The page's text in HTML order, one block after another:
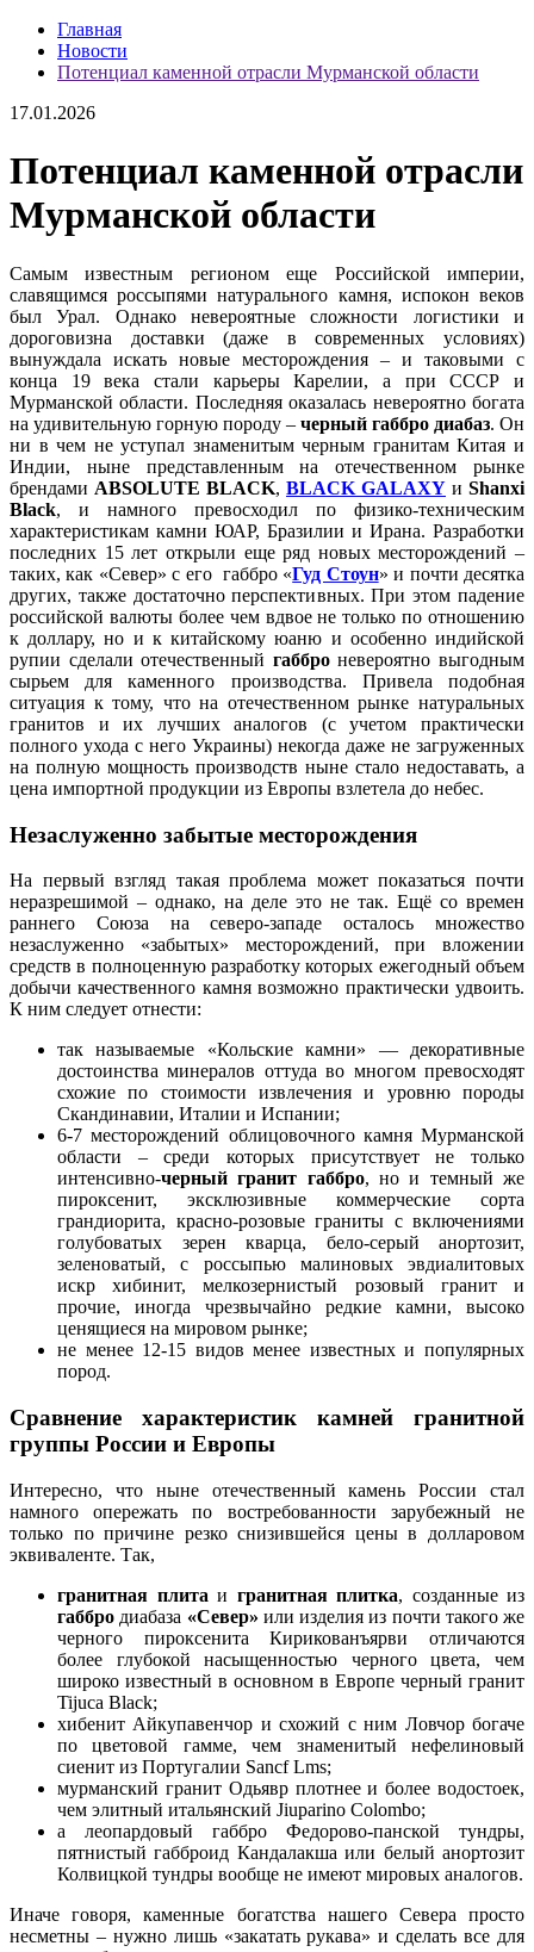
Главная
Новости
Потенциал каменной отрасли Мурманской области
17.01.2026
Потенциал каменной отрасли
Мурманской области
Самым известным регионом еще Российской империи,
славящимся россыпями натурального камня, испокон веков
был Урал. Однако невероятные сложности логистики и
дороговизна доставки (даже в современных условиях)
вынуждала искать новые месторождения – и таковыми с
конца 19 века стали карьеры Карелии, а при СССР и
Мурманской области. Последняя оказалась невероятно богата
на удивительную горную породу – черный габбро диабаз. Он
ни в чем не уступал знаменитым черным гранитам Китая и
Индии, ныне представленным на отечественном рынке
брендами ABSOLUTE BLACK, BLACK GALAXY и Shanxi
Black, и намного превосходил по физико-техническим
характеристикам камни ЮАР, Бразилии и Ирана. Разработки
последних 15 лет открыли еще ряд новых месторождений –
таких, как «Север» с его габбро «Гуд Стоун» и почти десятка
других, также достаточно перспективных. При этом падение
российской валюты более чем вдвое не только по отношению
к доллару, но и к китайскому юаню и особенно индийской
рупии сделали отечественный габброневероятно выгодным
сырьем для каменного производства. Привела подобная
ситуация к тому, что на отечественном рынке натуральных
гранитов и их лучших аналогов (с учетом практически
полного ухода с него Украины) некогда даже не загруженных
на полную мощность производств ныне стало недоставать, а
цена импортной продукции из Европы взлетела до небес.
Незаслуженно забытые месторождения
На первый взгляд такая проблема может показаться почти
неразрешимой – однако, на деле это не так. Ещё со времен
раннего Союза на северо-западе осталось множество
незаслуженно «забытых» месторождений, при вложении
средств в полноценную разработку которых ежегодный объем
добычи качественного камня возможно практически удвоить.
К ним следует отнести:
так называемые «Кольские камни» — декоративные
достоинства минералов оттуда во многом превосходят
схожие по стоимости извлечения и уровню породы
Скандинавии, Италии и Испании;
6-7 месторождений облицовочного камня Мурманской
области – среди которых присутствует не только
интенсивно-черный гранит габбро, но и темный же
пироксенит, эксклюзивные коммерческие сорта
грандиорита, красно-розовые граниты с включениями
голубоватых зерен кварца, бело-серый анортозит,
зеленоватый, с россыпью малиновых эвдиалитовых
искр хибинит, мелкозернистый розовый гранит и
прочие, иногда чрезвычайно редкие камни, высоко
ценящиеся на мировом рынке;
не менее 12-15 видов менее известных и популярных
пород.
Сравнение характеристик камней гранитной
группы России и Европы
Интересно, что ныне отечественный камень России стал
намного опережать по востребованности зарубежный не
только по причине резко снизившейся цены в долларовом
эквиваленте. Так,
гранитная плита и гранитная плитка, созданные из
габбро диабаза «Север» или изделия из почти такого же
черного пироксенита Кирикованъярви отличаются
более глубокой насыщенностью черного цвета, чем
широко известный в основном в Европе черный гранит
Tijuca Black;
хибенит Айкупавенчор и схожий с ним Ловчор богаче
по цветовой гамме, чем знаменитый нефелиновый
сиенит из Португалии Sancf Lms;
мурманский гранит Одьявр плотнее и более водостоек,
чем элитный итальянский Jiuparino Colombo;
а леопардовый габбро Федорово-панской тундры,
пятнистый габброид Кандалакша или белый анортозит
Колвицкой тундры вообще не имеют мировых аналогов.
Иначе говоря, каменные богатства нашего Севера просто
несметны – нужно лишь «закатать рукава» и сделать все для